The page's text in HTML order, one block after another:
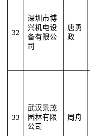
32
深圳市博
兴机电设
备有限公
司
唐勇
政
33
武汉景茂
园林有限
公司
周舟